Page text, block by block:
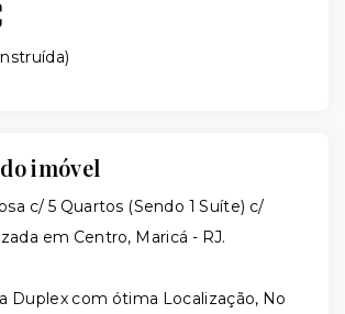
)
imóvel
c/ 5 Quartos (Sendo 1 Suíte) c/
em Centro, Maricá - RJ.
Duplex com ótima Localização, No